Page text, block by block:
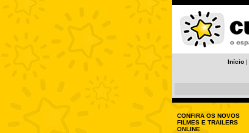
Início |
CONFIRA OS NOVOS
FILMES E TRAILERS
ONLINE